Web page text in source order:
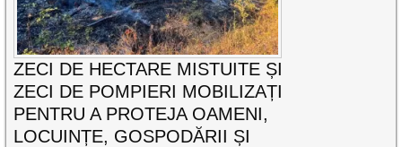
ZECI DE HECTARE MISTUITE ȘI
ZECI DE POMPIERI MOBILIZAȚI
PENTRU A PROTEJA OAMENI,
LOCUINȚE, GOSPODĂRII ȘI